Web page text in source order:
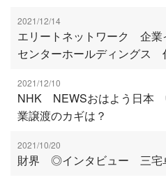
2021/12/14
エリートネットワーク 企業
センターホールディングス
2021/12/10
NHK NEWSおはよう日本
業譲渡のカギは？
2021/10/20
財界 ◎インタビュー 三宅